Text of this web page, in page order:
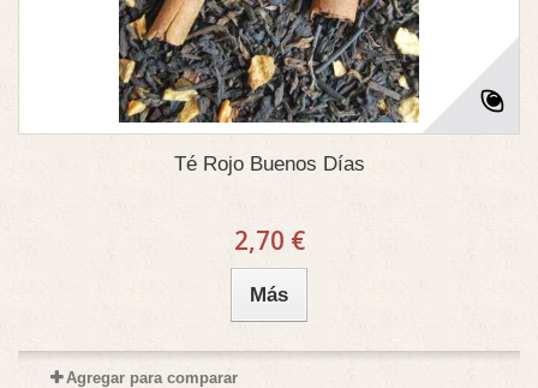
Té Rojo Buenos Días
2,70 €
Más
Agregar para comparar